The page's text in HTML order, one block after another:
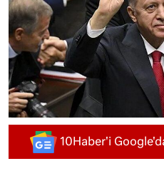
10Haber'i